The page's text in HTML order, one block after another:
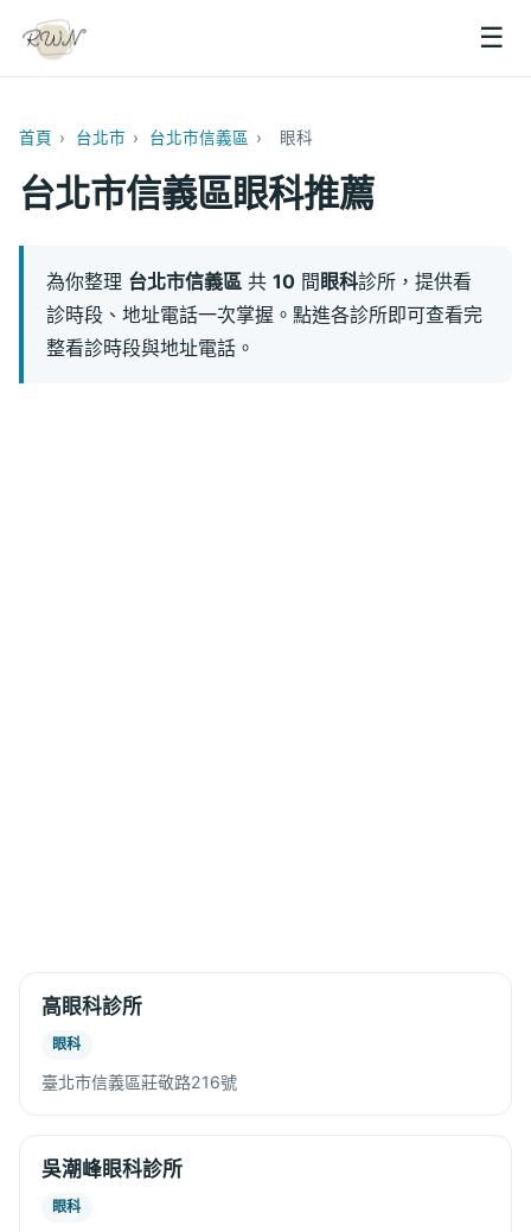
☰
首頁 › 台北市 › 台北市信義區 › 眼科
台北市信義區眼科推薦
為你整理 台北市信義區 共10 間 眼科診所，提供看
診時段、地址電話一次掌握。點進各診所即可查看完
整看診時段與地址電話。
高眼科診所
眼科
臺北市信義區莊敬路216號
吳潮峰眼科診所
眼科